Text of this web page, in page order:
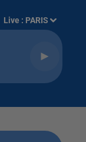
Live : PARIS